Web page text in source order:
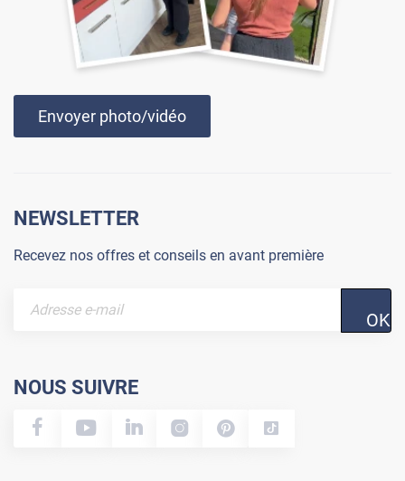
Envoyer photo/vidéo
NEWSLETTER
Recevez nos offres et conseils en avant première
OK
NOUS SUIVRE